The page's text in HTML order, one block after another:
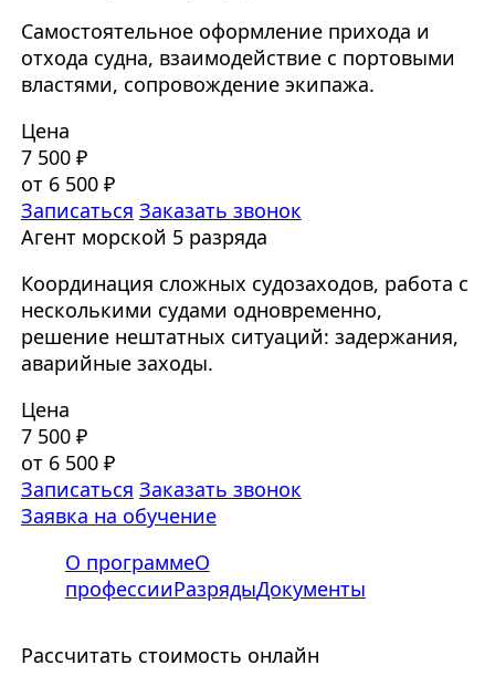
Самостоятельное оформление прихода и
отхода судна, взаимодействие с портовыми
властями, сопровождение экипажа.
Цена
7 500 ₽
от 6 500 ₽
Записаться Заказать звонок
Агент морской 5 разряда
Координация сложных судозаходов, работа с
несколькими судами одновременно,
решение нештатных ситуаций: задержания,
аварийные заходы.
Цена
7 500 ₽
от 6 500 ₽
Записаться Заказать звонок
Заявка на обучение
О программеО
профессииРазрядыДокументы
Рассчитать стоимость онлайн